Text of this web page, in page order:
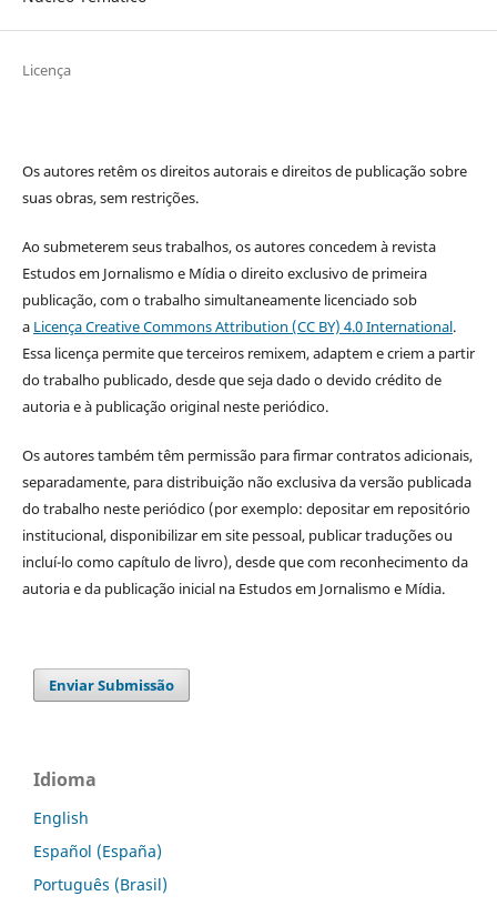
Licença
Os autores retêm os direitos autorais e direitos de publicação sobre
suas obras, sem restrições.
Ao submeterem seus trabalhos, os autores concedem à revista
Estudos em Jornalismo e Mídia o direito exclusivo de primeira
publicação, com o trabalho simultaneamente licenciado sob
a Licença Creative Commons Attribution (CC BY) 4.0 International.
Essa licença permite que terceiros remixem, adaptem e criem a partir
do trabalho publicado, desde que seja dado o devido crédito de
autoria e à publicação original neste periódico.
Os autores também têm permissão para firmar contratos adicionais,
separadamente, para distribuição não exclusiva da versão publicada
do trabalho neste periódico (por exemplo: depositar em repositório
institucional, disponibilizar em site pessoal, publicar traduções ou
incluí-lo como capítulo de livro), desde que com reconhecimento da
autoria e da publicação inicial na Estudos em Jornalismo e Mídia.
Enviar Submissão
Idioma
English
Español (España)
Português (Brasil)